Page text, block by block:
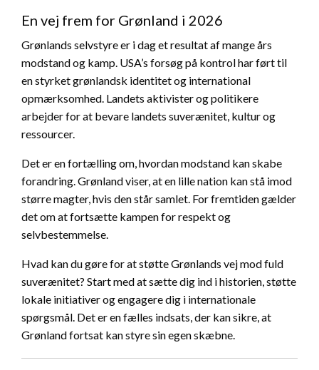
En vej frem for Grønland i 2026
Grønlands selvstyre er i dag et resultat af mange års
modstand og kamp. USA’s forsøg på kontrol har ført til
en styrket grønlandsk identitet og international
opmærksomhed. Landets aktivister og politikere
arbejder for at bevare landets suverænitet, kultur og
ressourcer.
Det er en fortælling om, hvordan modstand kan skabe
forandring. Grønland viser, at en lille nation kan stå imod
større magter, hvis den står samlet. For fremtiden gælder
det om at fortsætte kampen for respekt og
selvbestemmelse.
Hvad kan du gøre for at støtte Grønlands vej mod fuld
suverænitet? Start med at sætte dig ind i historien, støtte
lokale initiativer og engagere dig i internationale
spørgsmål. Det er en fælles indsats, der kan sikre, at
Grønland fortsat kan styre sin egen skæbne.